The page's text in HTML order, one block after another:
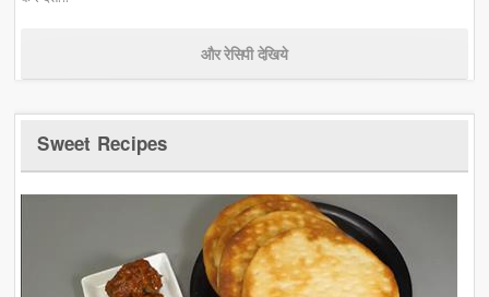
और रेसिपी देखिये
Sweet Recipes